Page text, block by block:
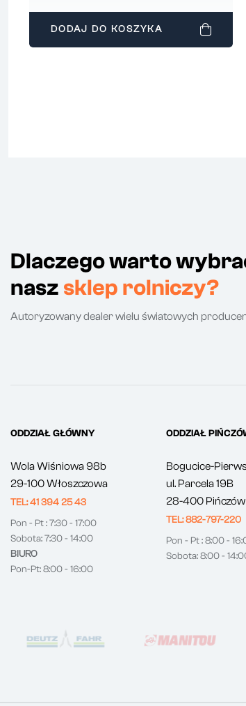
DODAJ DO KOSZYKA
Dlaczego warto
nasz sklep rolniczy?
Autoryzowany dealer wielu światowych
ODDZIAŁ GŁÓWNY
Wola Wiśniowa 98b
29-100 Włoszczowa
TEL: 41 394 25 43
Pon - Pt : 7:30 - 17:00
Sobota: 7:30 - 14:00
BIURO
Pon-Pt: 8:00 - 16:00
ODDZIAŁ
Bogucice-
ul. Parcela 19B
28-400 Pińczów
TEL: 882-797-220
Pon - Pt : 8:00 -
Sobota: 8:00 -